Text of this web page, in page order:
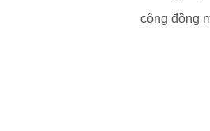
cộng đồng